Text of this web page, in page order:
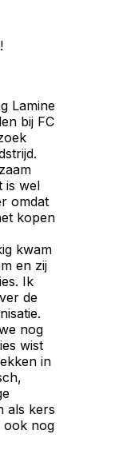
Lamine
bij FC
is wel
omdat
kopen
kwam
en zij
Ik
de
nog
wist
in
als kers
ook nog